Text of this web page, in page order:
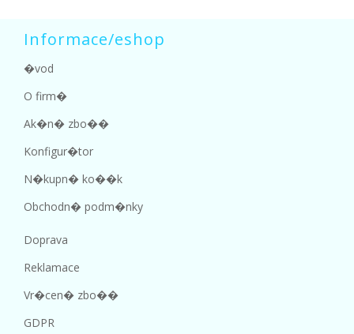
Informace/eshop
�vod
O firm�
Ak�n� zbo��
Konfigur�tor
N�kupn� ko��k
Obchodn� podm�nky
Doprava
Reklamace
Vr�cen� zbo��
GDPR